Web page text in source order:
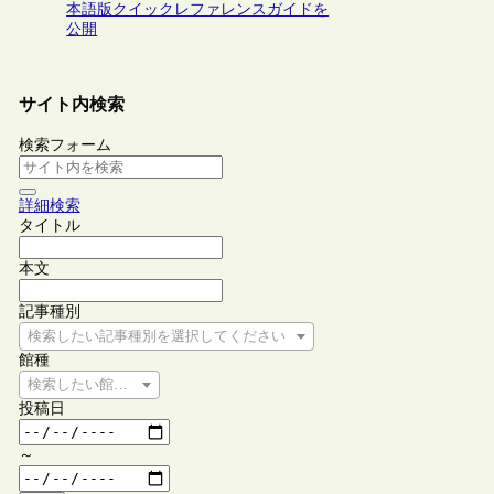
本語版クイックレファレンスガイドを
公開
サイト内検索
検索フォーム
詳細検索
タイトル
本文
記事種別
検索したい記事種別を選択してください
館種
検索したい館種を選択してください
投稿日
～